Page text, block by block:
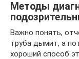
Методы
Важно понять,
труба дымит, а
хороший способ